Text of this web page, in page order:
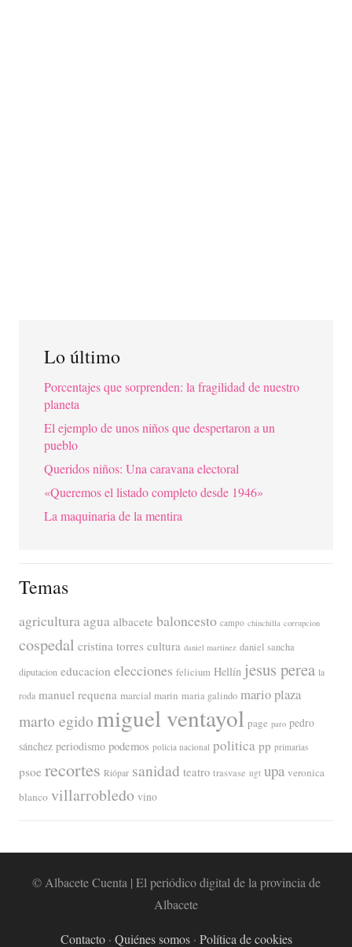
Lo último
Porcentajes que sorprenden: la fragilidad de nuestro
planeta
El ejemplo de unos niños que despertaron a un
pueblo
Queridos niños: Una caravana electoral
«Queremos el listado completo desde 1946»
La maquinaria de la mentira
Temas
agricultura agua albacete baloncesto campo chinchilla corrupcion
cospedal cristina torres cultura daniel martinez daniel sancha
diputacion educacion elecciones felicium Hellín jesus perea la
roda manuel requena marcial marin maria galindo mario plaza
marto egido miguel ventayol page paro pedro
sánchez periodismo podemos policia nacional politica pp primarias
psoe recortes Riópar sanidad teatro trasvase ugt upa veronica
blanco villarrobledo vino
© Albacete Cuenta | El periódico digital de la provincia de
Albacete
Contacto· Quiénes somos· Política de cookies